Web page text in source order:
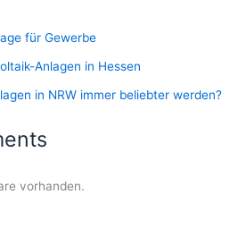
für Gewerbe
Anlagen in Hessen
in NRW immer beliebter werden?
vorhanden.